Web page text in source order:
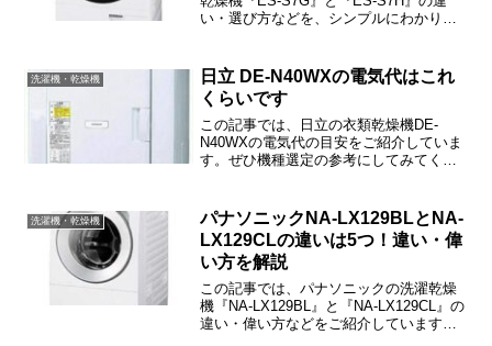
い・選び方などを、シンプルにわかりや
体カラー/デザイン」の2つだけです。
洗濯機・乾燥機
日立 DE-N40WXの電気代はこれ
くらいです
この記事では、日立の衣類乾燥機DE-
N40WXの電気代の目安をご紹介していま
す。ぜひ機種選定の参考にしてみてくだ
洗濯機・乾燥機
パナソニックNA-LX129BLとNA-
LX129CLの違いは5つ！違い・偉
い方を解説
この記事では、パナソニックの洗濯乾燥
機『NA-LX129BL』と『NA-LX129CL』の
違い・偉い方などをご紹介しています。